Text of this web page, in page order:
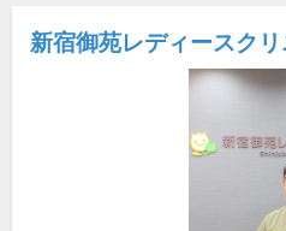
新宿御苑レディースクリ